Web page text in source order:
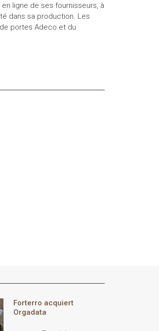
ligne de ses fournisseurs, à
dans sa production. Les
portes Adeco et du
Forterro acquiert
Orgadata